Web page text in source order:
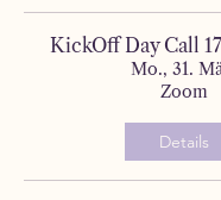
KickOff Day Call
Mo., 31.
Zoom
Details